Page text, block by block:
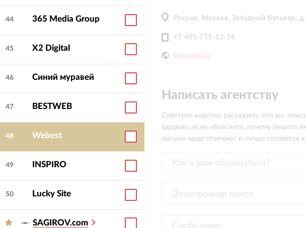
44 365 Media Group
45 X2 Digital
46 Синий муравей
47 BESTWEB
48 Webest
49 INSPIRO
50 Lucky Site
SAGIROV.com
Россия, Москва, Звёздный бульвар,
+7 495 755-12-14
blue-ant.ru
Удовлетворенность
работой
4.9
Написать агентству
Советуем коротко рассказать, кто вы,
здорово, если объясните, почему пишете
письма чаще отвечают и лучше готовятся к